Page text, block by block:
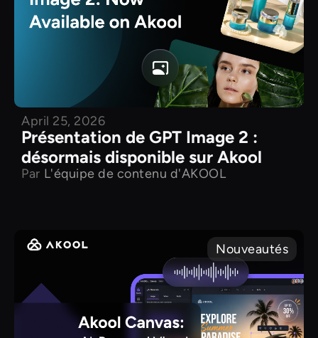
April 25, 2026
Présentation de GPT Image 2 :
désormais disponible sur Akool
Par L'équipe de contenu d'AKOOL
Nouveautés